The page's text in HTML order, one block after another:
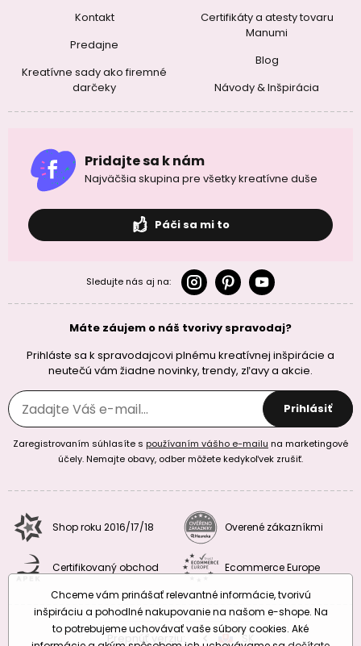
Kontakt
Predajne
Kreatívne sady ako firemné
darčeky
Certifikáty a atesty tovaru
Manumi
Blog
Návody & Inšpirácia
Pridajte sa k nám
Najväčšia skupina pre všetky kreatívne duše
Páči sa mi to
Sledujte nás aj na:
Máte záujem o náš tvorivy spravodaj?
Prihláste sa k spravodajcovi plnému kreatívnej inšpirácie a
neutečú vám žiadne novinky, trendy, zľavy a akcie.
Prihlásiť
Zaregistrovaním súhlasíte s používaním vášho e-mailu na marketingové
účely. Nemajte obavy, odber môžete kedykoľvek zrušiť.
Shop roku 2016/17/18 Overené zákazníkmi
Certifikovaný obchod Ecommerce Europe
Prepnúť verziu: CZSK
Chceme vám prinášať relevantné informácie, tvorivú
inšpiráciu a pohodlné nakupovanie na našom e-shope. Na
to potrebujeme uchovávať vaše súbory cookies. Aké